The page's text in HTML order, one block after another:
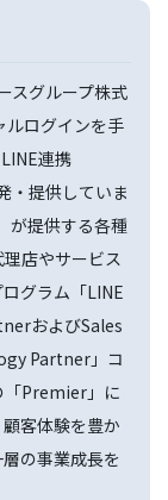
スグループ株式
ルログインを手
連携
・提供していま
が提供する各種
店やサービス
グラム「LINE
およびSales
Partner」コ
「Premier」に
客体験を豊か
の事業成長を